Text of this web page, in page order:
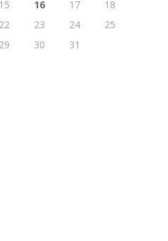
15 16 17
18
22 23 24
25
29 30
31